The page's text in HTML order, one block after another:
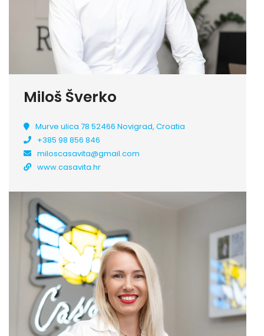
Miloš Šverko
Murve ulica 78 52466 Novigrad, Croatia
+385 98 856 846
miloscasavita@gmail.com
www.casavita.hr